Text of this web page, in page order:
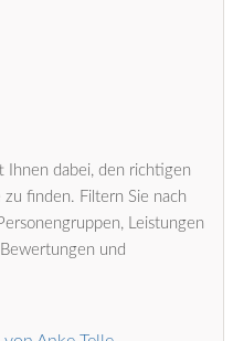
Ihnen dabei, den richtigen
finden. Filtern Sie nach
Leistungen
und